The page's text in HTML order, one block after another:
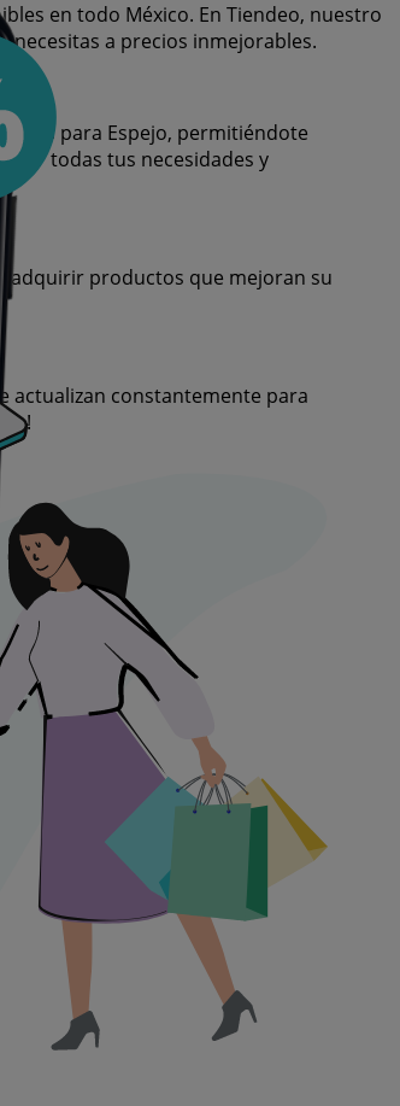
en todo México. En Tiendeo, nuestro
necesitas a precios inmejorables.
para Espejo, permitiéndote
todas tus necesidades y
adquirir productos que mejoran su
actualizan constantemente para